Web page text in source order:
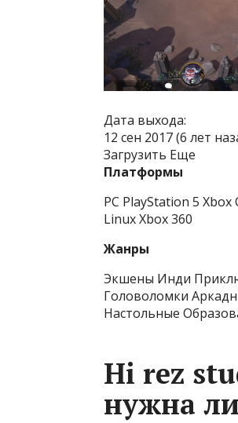
Дата выхода:
12 сен 2017 (6 лет
Загрузить Еще
Платформы
PC PlayStation 5
Linux Xbox 360
Жанры
Экшены Инди
Головоломки
Настольные
Hi rez
нужна